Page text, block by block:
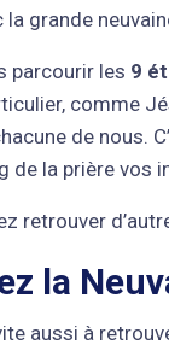
la grande
parcourir les 9
comme
de nous.
de la prière vos
retrouver
la
aussi à